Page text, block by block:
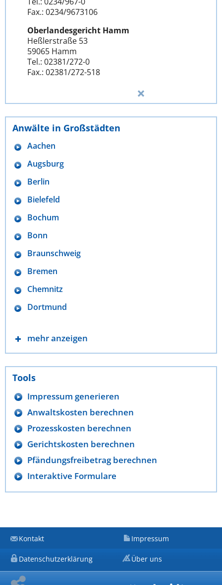
Fax.: 0234/9673106
Oberlandesgericht Hamm
Heßlerstraße 53
59065 Hamm
Tel.: 02381/272-0
Fax.: 02381/272-518
Anwälte in Großstädten
Aachen
Augsburg
Berlin
Bielefeld
Bochum
Bonn
Braunschweig
Bremen
Chemnitz
Dortmund
mehr anzeigen
Tools
Impressum generieren
Anwaltskosten berechnen
Prozesskosten berechnen
Gerichtskosten berechnen
Pfändungsfreibetrag berechnen
Interaktive Formulare
Kontakt Impressum
Datenschutzerklärung Über uns